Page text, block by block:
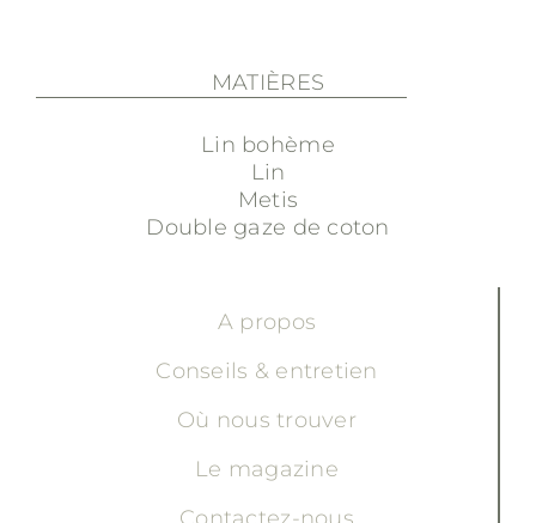
MATIÈRES
Lin bohème
Lin
Metis
Double gaze de coton
A propos
Conseils & entretien
Où nous trouver
Le magazine
Contactez-nous